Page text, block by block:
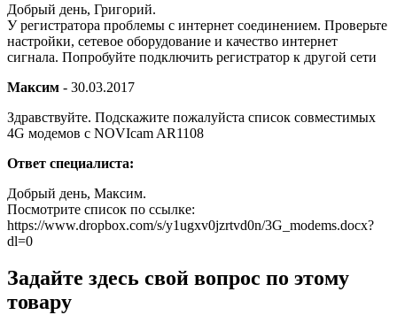
Добрый день, Григорий.
У регистратора проблемы с интернет соединением. Проверьте
настройки, сетевое оборудование и качество интернет
сигнала. Попробуйте подключить регистратор к другой сети
Максим - 30.03.2017
Здравствуйте. Подскажите пожалуйста список совместимых
4G модемов с NOVIcam AR1108
Ответ специалиста:
Добрый день, Максим.
Посмотрите список по ссылке:
https://www.dropbox.com/s/y1ugxv0jzrtvd0n/3G_modems.docx?
dl=0
Задайте здесь свой вопрос по этому
товару